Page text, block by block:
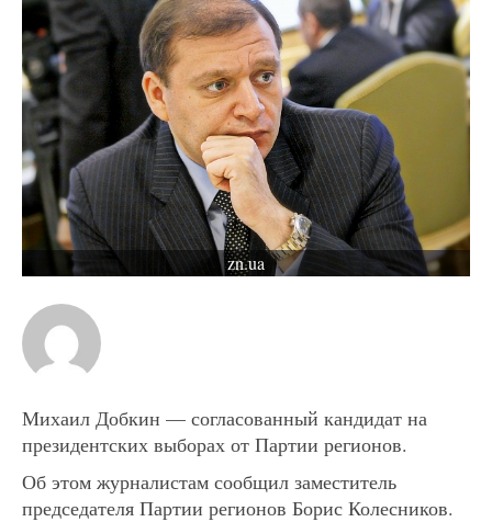
zn.ua
Михаил Добкин — согласованный кандидат на
президентских выборах от Партии регионов.
Об этом журналистам сообщил заместитель
председателя Партии регионов Борис Колесников.